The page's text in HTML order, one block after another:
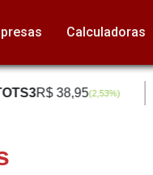
Calculadoras
R$ 38,95(2,53%)